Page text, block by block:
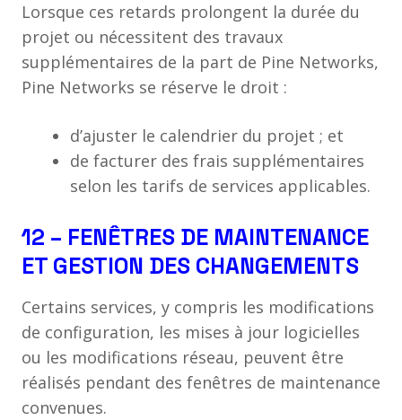
Lorsque ces retards prolongent la durée du
projet ou nécessitent des travaux
supplémentaires de la part de Pine Networks,
Pine Networks se réserve le droit :
d’ajuster le calendrier du projet ; et
de facturer des frais supplémentaires
selon les tarifs de services applicables.
12 – FENÊTRES DE MAINTENANCE
ET GESTION DES CHANGEMENTS
Certains services, y compris les modifications
de configuration, les mises à jour logicielles
ou les modifications réseau, peuvent être
réalisés pendant des fenêtres de maintenance
convenues.